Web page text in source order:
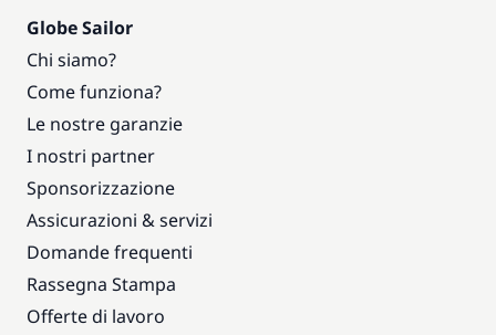
Globe Sailor
Chi siamo?
Come funziona?
Le nostre garanzie
I nostri partner
Sponsorizzazione
Assicurazioni & servizi
Domande frequenti
Rassegna Stampa
Offerte di lavoro